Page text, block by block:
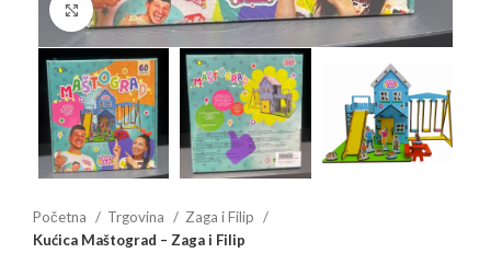
Click to enlarge
Početna Trgovina
Zaga i Filip
Kućica Maštograd – Zaga i Filip